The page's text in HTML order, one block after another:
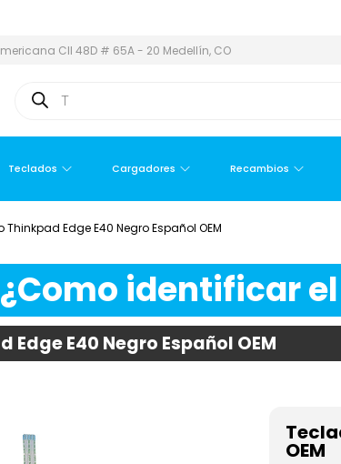
Cll 48D # 65A - 20 Medellín, CO
Teclados Cargadores Recambios
Edge E40 Negro Español OEM
¿Como identificar
E40 Negro Español OEM
OEM